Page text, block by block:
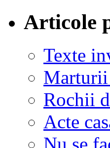
Articole
Texte
Marturii
Rochii
Acte
Nu se